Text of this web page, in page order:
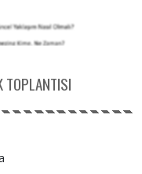
TOPLANTISI